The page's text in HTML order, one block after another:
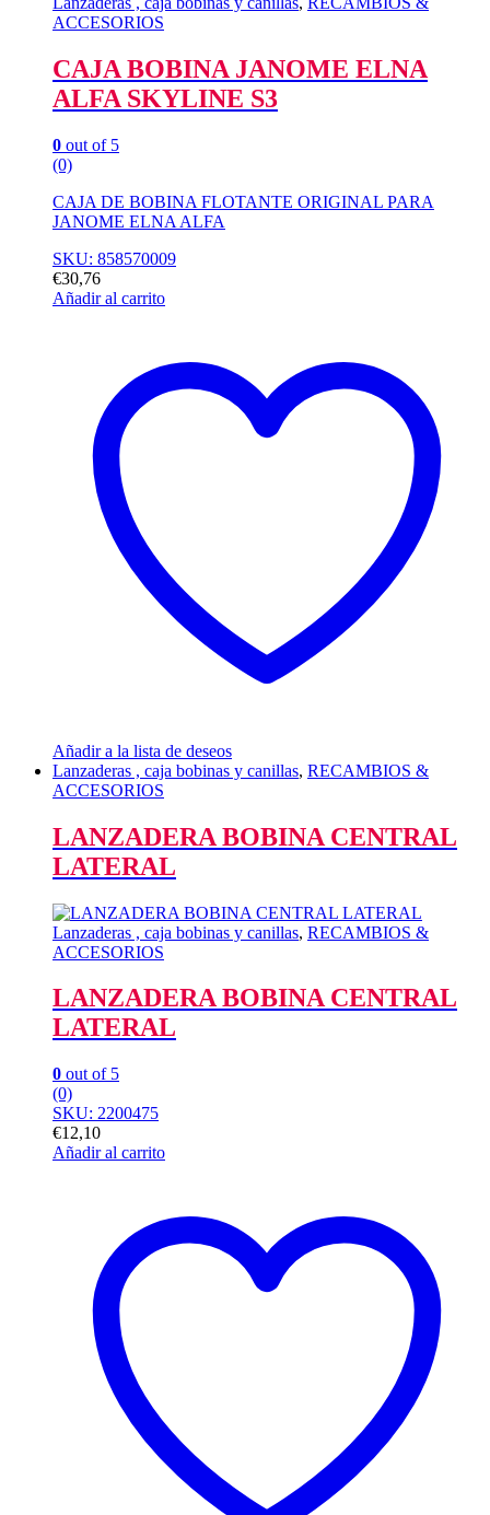
ACCESORIOS
CAJA BOBINA JANOME ELNA
ALFA SKYLINE S3
0 out of 5
(0)
CAJA DE BOBINA FLOTANTE ORIGINAL PARA
JANOME ELNA ALFA
SKU: 858570009
€30,76
Añadir al carrito
Añadir a la lista de deseos
Lanzaderas , caja bobinas y canillas, RECAMBIOS &
ACCESORIOS
LANZADERA BOBINA CENTRAL
LATERAL
Lanzaderas , caja bobinas y canillas, RECAMBIOS &
ACCESORIOS
LANZADERA BOBINA CENTRAL
LATERAL
0 out of 5
(0)
SKU: 2200475
€12,10
Añadir al carrito